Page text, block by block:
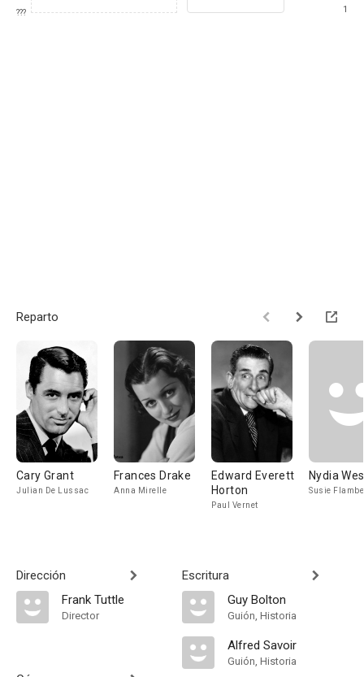
???
1
Reparto
Cary Grant
Julian De Lussac
Frances Drake
Anna Mirelle
Edward Everett
Horton
Paul Vernet
Nydia
Susie
Dirección
Frank Tuttle
Director
Escritura
Guy Bolton
Guión, Historia
Alfred Savoir
Guión, Historia